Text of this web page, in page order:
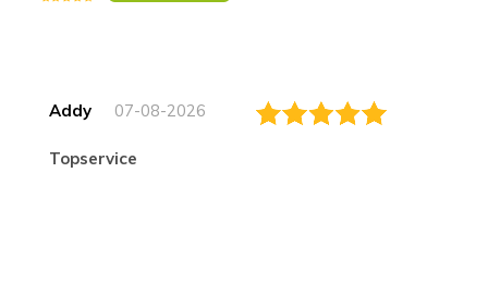
Addy 07-08-2026
topservice